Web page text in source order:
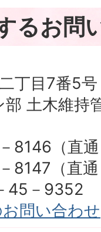
るお問
丁目7番5号
土木維持
8146（直
8147（直
45－9352
問い合わせ